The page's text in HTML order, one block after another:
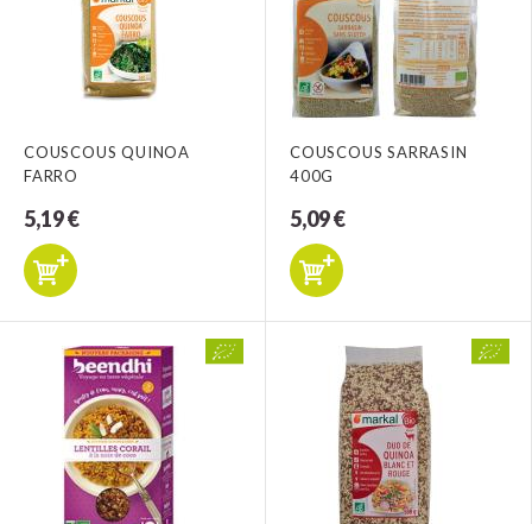
COUSCOUS QUINOA
FARRO
5,19 €
COUSCOUS SARRASIN
400G
5,09 €